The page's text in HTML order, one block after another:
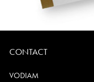
CONTACT
VODIAM